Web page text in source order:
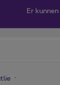
Er